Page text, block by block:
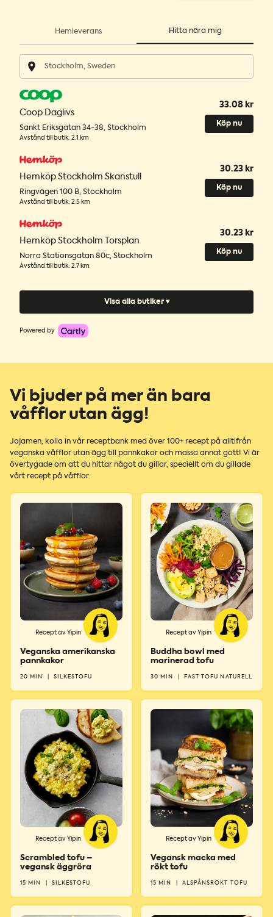
Hemleverans Hitta nära mig
Coop Daglivs
Sankt Eriksgatan 34-38, Stockholm
Avstånd till butik: 2.1 km
33.08 kr
Köp nu
Hemköp Stockholm Skanstull
Ringvägen 100 B, Stockholm
Avstånd till butik: 2.5 km
30.23 kr
Köp nu
Hemköp Stockholm Torsplan
Norra Stationsgatan 80c, Stockholm
Avstånd till butik: 2.7 km
30.23 kr
Köp nu
Visa alla butiker ▾
Powered by
Vi bjuder på mer än bara
våfflor utan ägg!
Jajamen, kolla in vår receptbank med över 100+ recept på alltifrån
veganska våfflor utan ägg till pannkakor och massa annat gott! Vi är
övertygade om att du hittar något du gillar, speciellt om du gillade
vårt recept på våfflor.
Recept av Yipin
Veganska amerikanska
pannkakor
20 MIN SILKESTOFU
Recept av Yipin
Buddha bowl med
marinerad tofu
30 MIN FAST TOFU NATURELL
Recept av Yipin
Scrambled tofu –
vegansk äggröra
15 MIN SILKESTOFU
Recept av Yipin
Vegansk macka med
rökt tofu
15 MIN ALSPÅNSRÖKT TOFU